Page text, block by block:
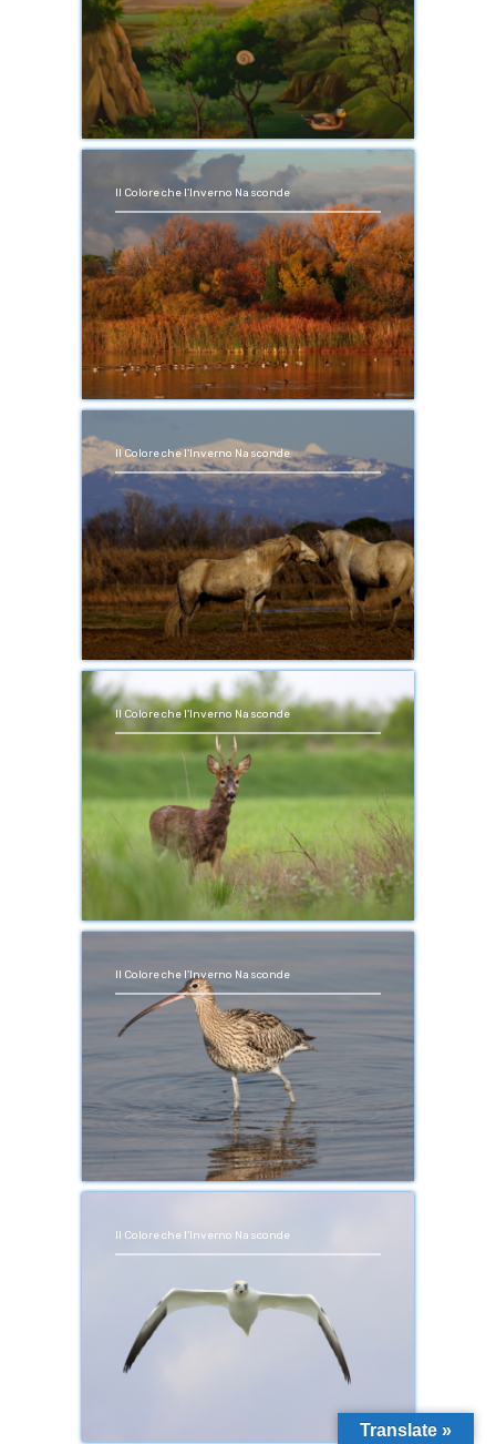
Il Colore che l'Inverno Nasconde
Il Colore che l'Inverno Nasconde
Il Colore che l'Inverno Nasconde
Il Colore che l'Inverno Nasconde
Il Colore che l'Inverno Nasconde
Translate »